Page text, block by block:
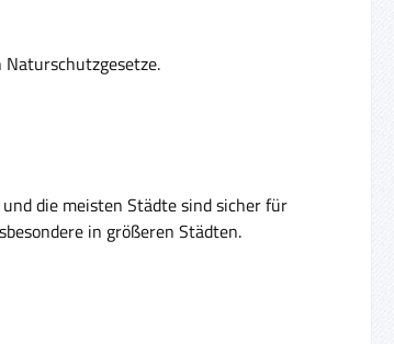
die meisten Städte sind sicher für
in größeren Städten.